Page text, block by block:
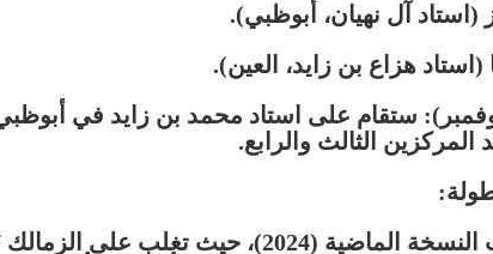
(استاد آل نهيان، أبوظبي).
هزاع بن زايد، العين).
النهائية (9 نوفمبر): ستقام على استاد محمد بن زايد في
المركزين الثالث والرابع.